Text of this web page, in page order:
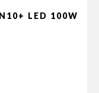
LED 100W